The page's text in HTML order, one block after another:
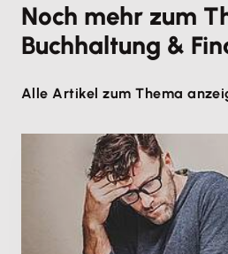
Noch mehr zum
Buchhaltung &
Alle Artikel zum Thema